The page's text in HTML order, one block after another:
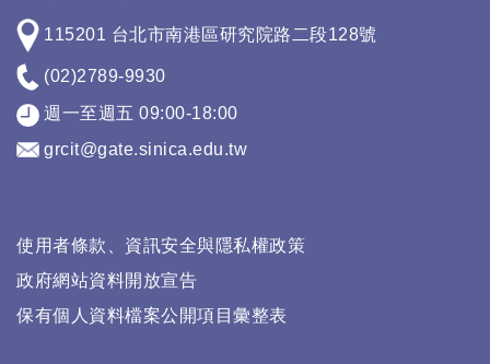
115201 台北市南港區研究院路二段128號
(02)2789-9930
週一至週五 09:00-18:00
grcit@gate.sinica.edu.tw
使用者條款、資訊安全與隱私權政策
政府網站資料開放宣告
保有個人資料檔案公開項目彙整表